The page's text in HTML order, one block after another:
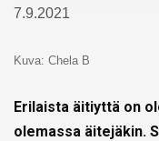
7.9.2021
Kuva: Chela B
Erilaista äitiyttä on
olemassa äitejäkin.